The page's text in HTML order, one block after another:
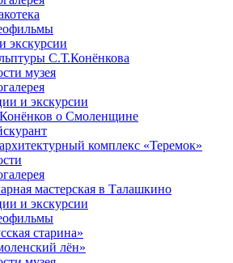
экскурсии
С.Т.Конёнкова
музея
и экскурсии
о Смоленщине
комплекс «Теремок»
мастерская в Талашкино
и экскурсии
старина»
лён»